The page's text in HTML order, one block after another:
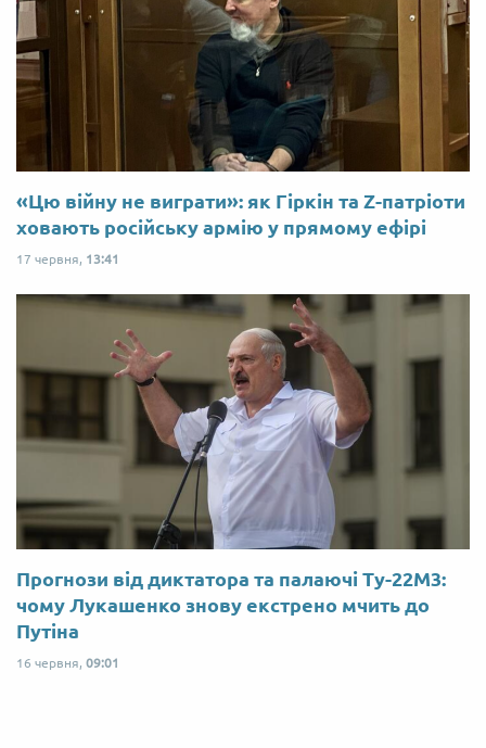
«Цю війну не виграти»: як Гіркін та Z-патріоти
ховають російську армію у прямому ефірі
17 червня, 13:41
Прогнози від диктатора та палаючі Ту-22М3:
чому Лукашенко знову екстрено мчить до
Путіна
16 червня, 09:01